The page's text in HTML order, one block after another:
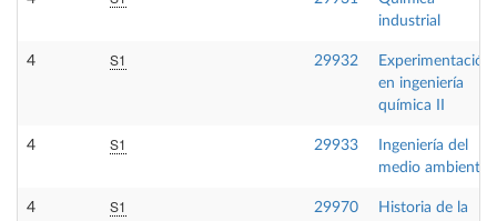
industrial
4 S1 29932
Experimentación
en ingeniería
química II
4 S1 29933
Ingeniería del
medio ambiente
4 S1 29970
Historia de la